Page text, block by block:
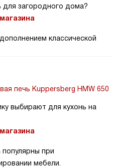
загородного дома?
классической
печь Kuppersberg HMW 650
выбирают для кухонь на
при
мебели.